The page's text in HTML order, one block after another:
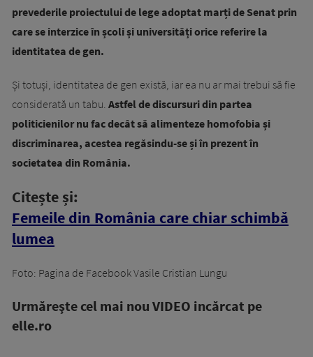
prevederile proiectului de lege adoptat marți de Senat prin
care se interzice în școli și universități orice referire la
identitatea de gen.
Și totuși, identitatea de gen există, iar ea nu ar mai trebui să fie
considerată un tabu. Astfel de discursuri din partea
politicienilor nu fac decât să alimenteze homofobia și
discriminarea, acestea regăsindu-se și în prezent în
societatea din România.
Citește și:
Femeile din România care chiar schimbă
lumea
Foto: Pagina de Facebook Vasile Cristian Lungu
Urmăreşte cel mai nou VIDEO incărcat pe
elle.ro